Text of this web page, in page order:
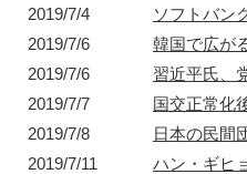
1872年 1872年8月〜10月
2019/7/4
ソフトバン
2019/7/6
韓国で広が
2019/7/6
習近平氏、
2019/7/7
国交正常化
2019/7/8
日本の民間
2019/7/11
ハン・ギヒ